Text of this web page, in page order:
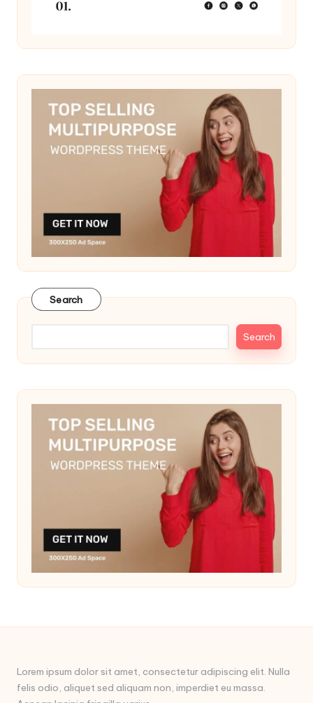
Search
Search
Lorem ipsum dolor sit amet, consectetur adipiscing elit. Nulla
felis odio, aliquet sed aliquam non, imperdiet eu massa.